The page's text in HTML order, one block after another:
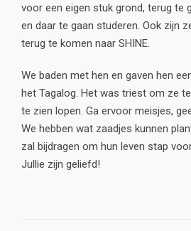
voor een eigen stuk grond, terug te
en daar te gaan studeren. Ook zijn
terug te komen naar SHINE.
We baden met hen en gaven hen
het Tagalog. Het was triest om ze
te zien lopen. Ga ervoor meisjes,
We hebben wat zaadjes kunnen
zal bijdragen om hun leven stap
Jullie zijn geliefd!